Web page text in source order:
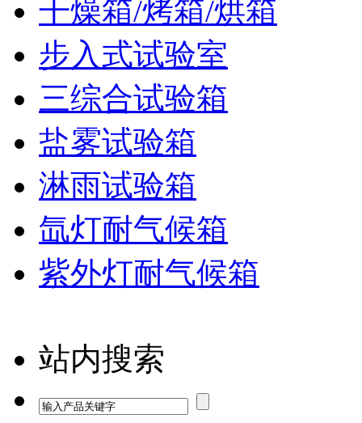
干燥箱/烤箱/烘箱
步入式试验室
三综合试验箱
盐雾试验箱
淋雨试验箱
氙灯耐气候箱
紫外灯耐气候箱
站内搜索